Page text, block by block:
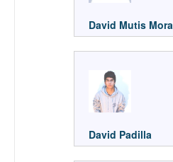
David Mutis Mora
David Padilla